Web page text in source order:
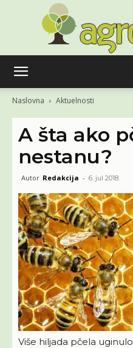
Naslovna Aktuelnosti
A šta ako
nestanu?
Autor Redakcija - 6. jul 2018.
Više hiljada pčela